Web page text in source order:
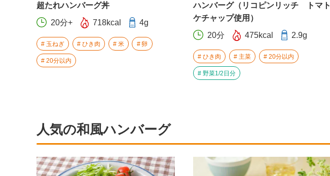
超たれハンバーグ丼
20分+ 718kcal 4g
玉ねぎ ひき肉 米 卵
20分以内
ハンバーグ（リコピンリッチ トマト
ケチャップ使用）
20分 475kcal 2.9g
ひき肉 主菜 20分以内
野菜1/2日分
人気の和風ハンバーグ